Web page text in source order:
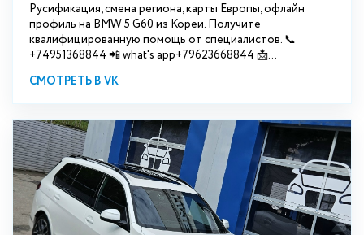
Русификация, смена региона, карты Европы, офлайн
профиль на BMW 5 G60 из Кореи. Получите
квалифицированную помощь от специалистов. 📞
+74951368844 📲 what's app+79623668844 📩...
СМОТРЕТЬ В VK